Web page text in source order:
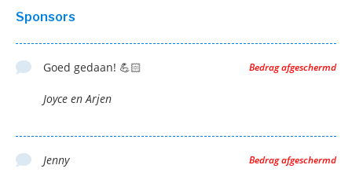
Sponsors
Bedrag afgeschermd
Goed gedaan! 💪🏻
Joyce en Arjen
Bedrag afgeschermd
Jenny